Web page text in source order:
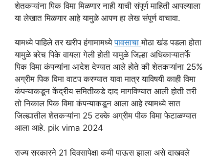
शेतकऱ्यांना पिक विमा मिळणार नाही याची संपूर्ण माहिती आपल्याला
या लेखात मिळणार आहे यामुळे आपण हा लेख संपूर्ण वाचावा.
यामध्ये पाहिले तर खरीप हंगामामध्येपावसाचामोठा खंड पडला होता
यामुळे बरेच पिके वायला गेली होती यामुळे जिल्हा अधिकाऱ्यातर्फे
पिक विमा कंपन्यांना आदेश देण्यात आले होते की शेतकऱ्यांना 25%
अग्रीम पिक विमा वाटप करण्यात यावा मात्र याविषयी काही विमा
कंपन्याकडून केंद्रीय समितीकडे दाद मागविण्यात आली होती तरी
तो निकाल पिक विमा कंपन्याकडून आला आहे त्यामध्ये सात
जिल्ह्यातील शेतकऱ्यांना 25 टक्के अग्रीम पीक विमा फेटाळण्यात
आला आहे. pik vima 2024
राज्य सरकारने 21 दिवसापेक्षा कमी पाऊस झाला असे दाखवले